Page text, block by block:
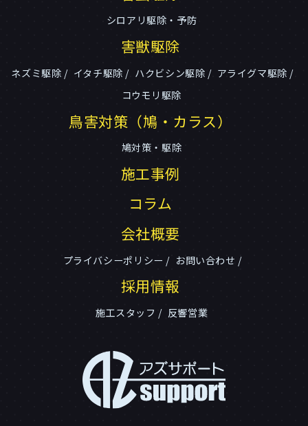
シロアリ駆除・予防
害獣駆除
ネズミ駆除 イタチ駆除 ハクビシン駆除
アライグマ駆除
コウモリ駆除
鳥害対策（鳩・カラス）
鳩対策・駆除
施工事例
コラム
会社概要
プライバシーポリシー お問い合わせ
採用情報
施工スタッフ 反響営業